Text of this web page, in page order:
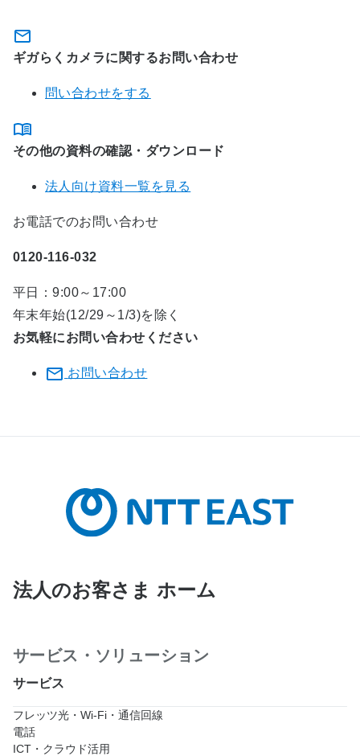
ギガらくカメラに関するお問い合わせ
問い合わせをする
その他の資料の確認・ダウンロード
法人向け資料一覧を見る
お電話でのお問い合わせ
0120-116-032
平日：9:00～17:00
年末年始(12/29～1/3)を除く
お気軽にお問い合わせください
お問い合わせ
法人のお客さま ホーム
サービス・ソリューション
サービス
フレッツ光・Wi-Fi・通信回線
電話
ICT・クラウド活用